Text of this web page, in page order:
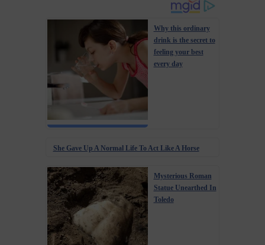
Why this ordinary
drink is the secret to
feeling your best
every day
She Gave Up A Normal Life To Act Like A Horse
Mysterious Roman
Statue Unearthed In
Toledo